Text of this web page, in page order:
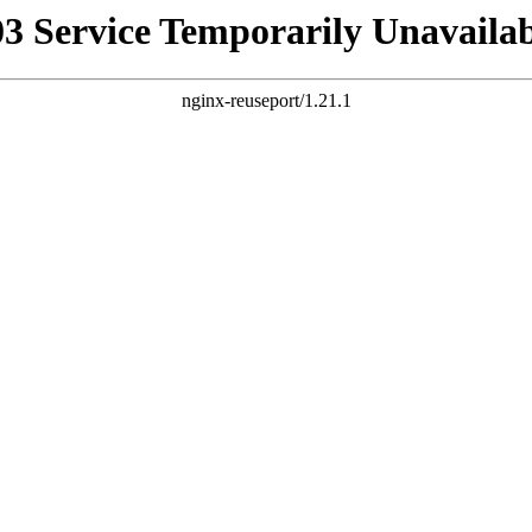
Service Temporarily
nginx-reuseport/1.21.1